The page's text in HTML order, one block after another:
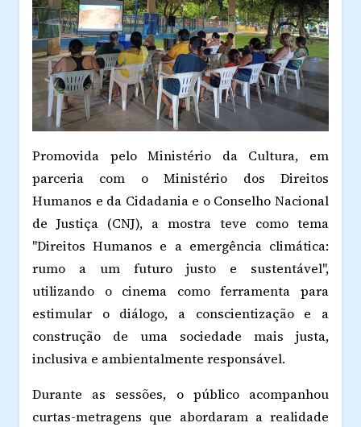
Promovida pelo Ministério da Cultura, em
parceria com o Ministério dos Direitos
Humanos e da Cidadania e o Conselho Nacional
de Justiça (CNJ), a mostra teve como tema
"Direitos Humanos e a emergência climática:
rumo a um futuro justo e sustentável",
utilizando o cinema como ferramenta para
estimular o diálogo, a conscientização e a
construção de uma sociedade mais justa,
inclusiva e ambientalmente responsável.
Durante as sessões, o público acompanhou
curtas-metragens que abordaram a realidade